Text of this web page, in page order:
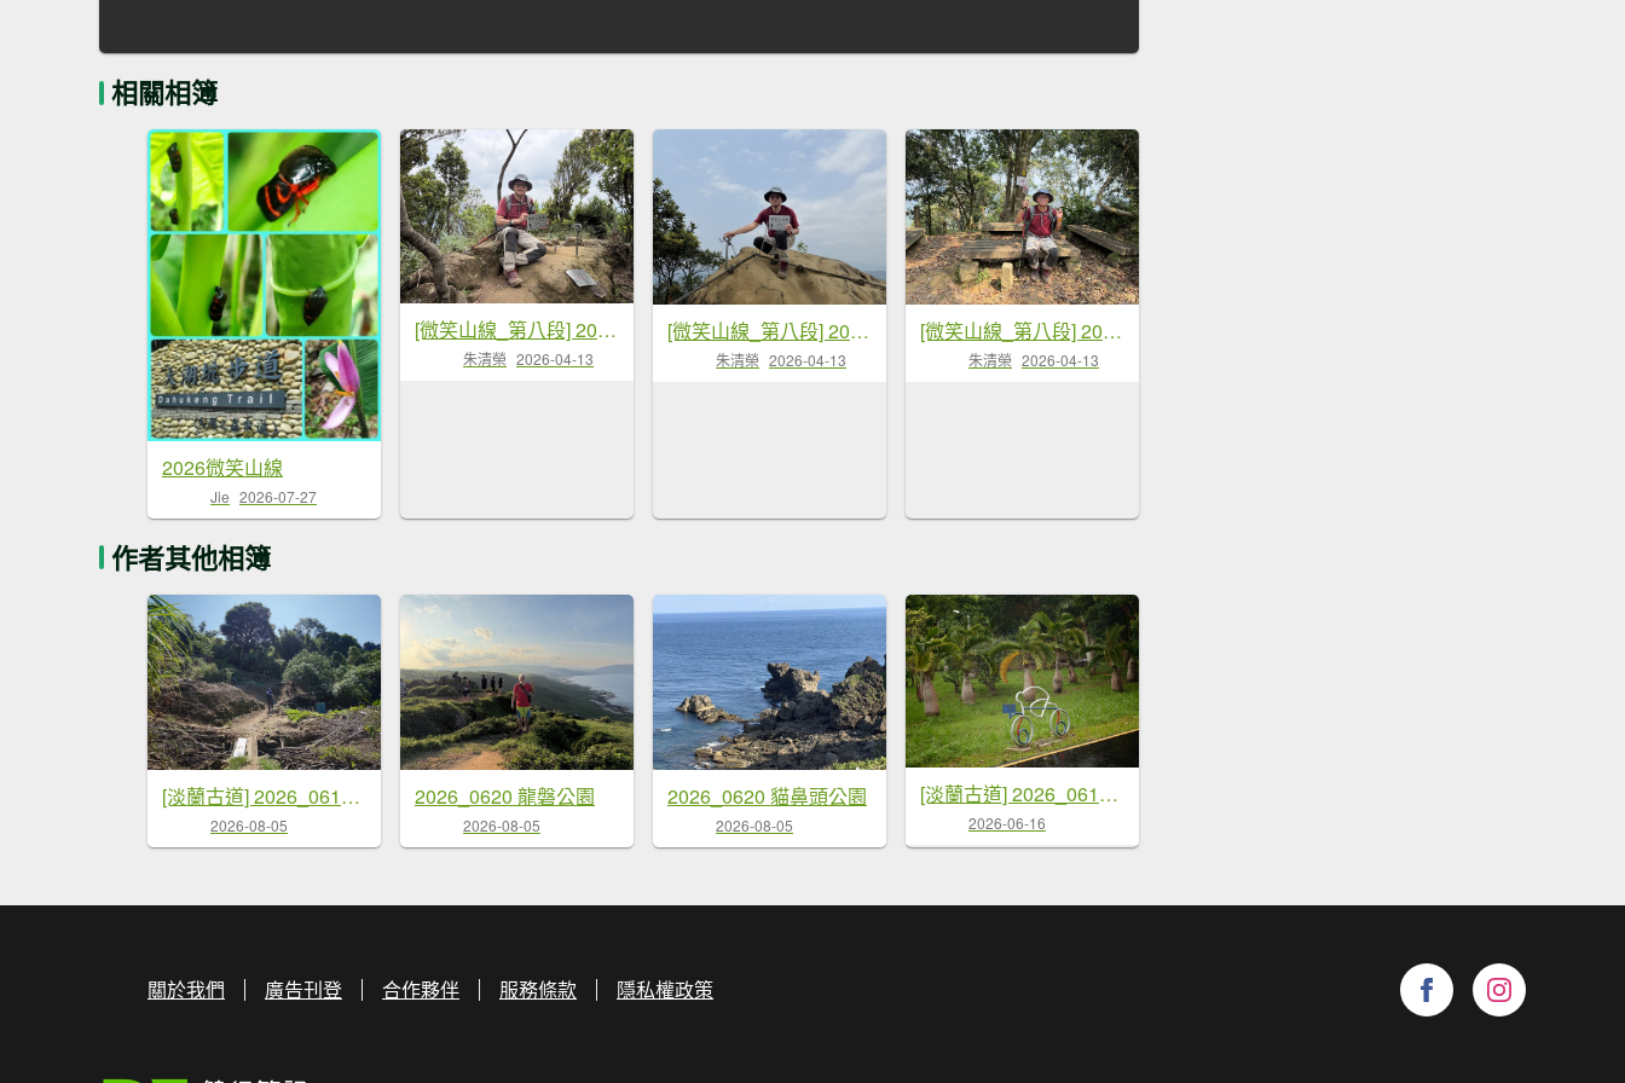
相關相簿
2026微笑山線
Jie 2026-07-27
[微笑山線_第八段] 2026_0411 二格山系_筆架山南峰
朱清榮 2026-04-13
[微笑山線_第八段] 2026_0411 二格山系_筆架山北峰
朱清榮 2026-04-13
[微笑山線_第八段] 2026_0411 二格山系_炙子頭山
朱清榮 2026-04-13
作者其他相簿
[淡蘭古道] 2026_0614 南路第二段_倒照湖山步道
2026-08-05
2026_0620 龍磐公園
2026-08-05
2026_0620 貓鼻頭公園
2026-08-05
[淡蘭古道] 2026_0614 北路第三段_道路
2026-06-16
關於我們 廣告刊登 合作夥伴 服務條款 隱私權政策